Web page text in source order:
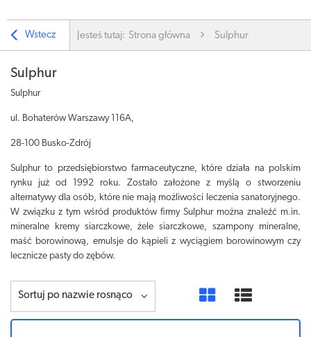
Wstecz Jesteś tutaj: Strona główna Sulphur
Sulphur
Sulphur
ul. Bohaterów Warszawy 116A,
28-100 Busko-Zdrój
Sulphur to przedsiębiorstwo farmaceutyczne, które działa na polskim
rynku już od 1992 roku. Zostało założone z myślą o stworzeniu
alternatywy dla osób, które nie mają możliwości leczenia sanatoryjnego.
W związku z tym wśród produktów firmy Sulphur można znaleźć m.in.
mineralne kremy siarczkowe, żele siarczkowe, szampony mineralne,
maść borowinową, emulsje do kąpieli z wyciągiem borowinowym czy
lecznicze pasty do zębów.
Sortuj po nazwie rosnąco